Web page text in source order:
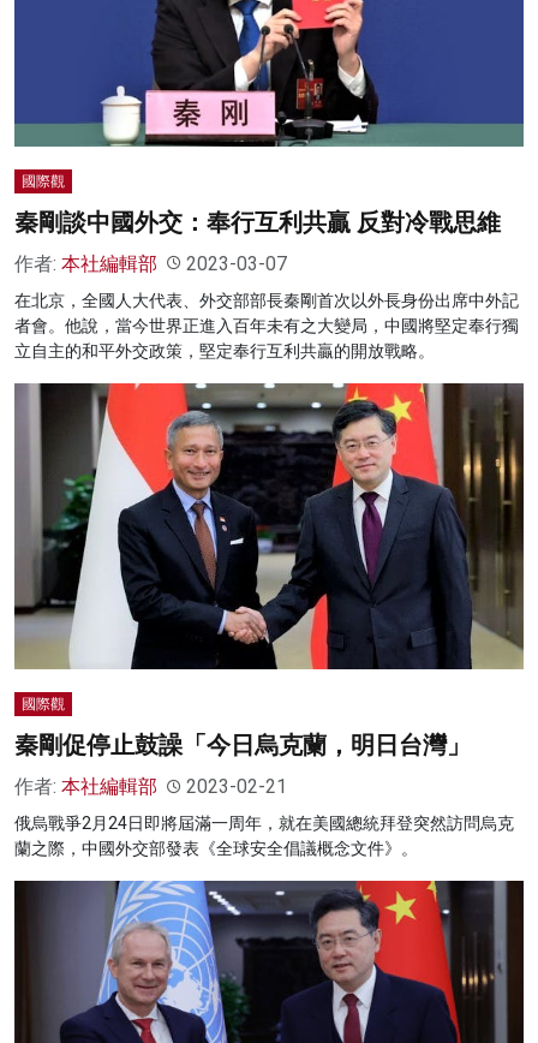
國際觀
秦剛談中國外交：奉行互利共贏 反對冷戰思維
作者: 本社編輯部 2023-03-07
在北京，全國人大代表、外交部部長秦剛首次以外長身份出席中外記
者會。他說，當今世界正進入百年未有之大變局，中國將堅定奉行獨
立自主的和平外交政策，堅定奉行互利共贏的開放戰略。
國際觀
秦剛促停止鼓譟「今日烏克蘭，明日台灣」
作者: 本社編輯部 2023-02-21
俄烏戰爭2月24日即將屆滿一周年，就在美國總統拜登突然訪問烏克
蘭之際，中國外交部發表《全球安全倡議概念文件》。